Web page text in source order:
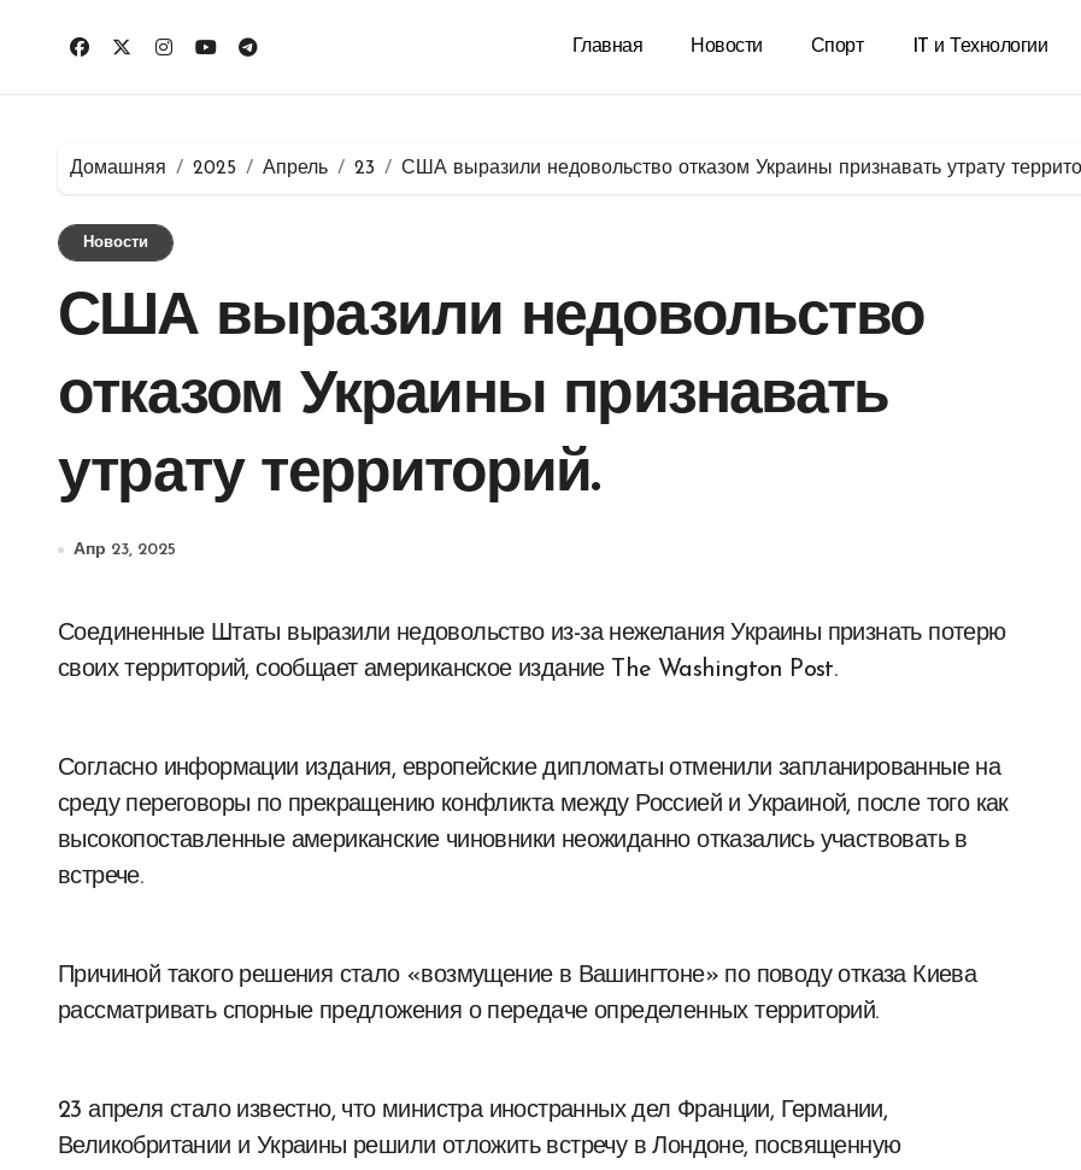
Главная Новости Спорт IT и Технологии
Домашняя 2025 Апрель 23 США выразили недовольство отказом Украины признавать утрату
Новости
США выразили недовольство
отказом Украины признавать
утрату территорий.
Апр 23, 2025
Соединенные Штаты выразили недовольство из-за нежелания Украины признать потерю
своих территорий, сообщает американское издание The Washington Post.
Согласно информации издания, европейские дипломаты отменили запланированные на
среду переговоры по прекращению конфликта между Россией и Украиной, после того как
высокопоставленные американские чиновники неожиданно отказались участвовать в
встрече.
Причиной такого решения стало «возмущение в Вашингтоне» по поводу отказа Киева
рассматривать спорные предложения о передаче определенных территорий.
23 апреля стало известно, что министра иностранных дел Франции, Германии,
Великобритании и Украины решили отложить встречу в Лондоне, посвященную